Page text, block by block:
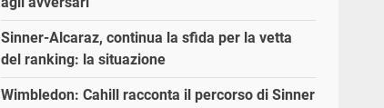
Sinner-Alcaraz, continua la sfida per la vetta
del ranking: la situazione
Wimbledon: Cahill racconta il percorso di Sinner